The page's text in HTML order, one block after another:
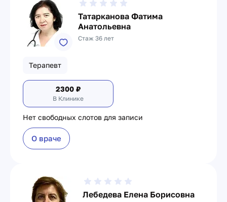
Татарканова Фатима
Анатольевна
Стаж 36 лет
Терапевт
2300 ₽
В Клинике
Нет свободных слотов для записи
О враче
Лебедева Елена Борисовна